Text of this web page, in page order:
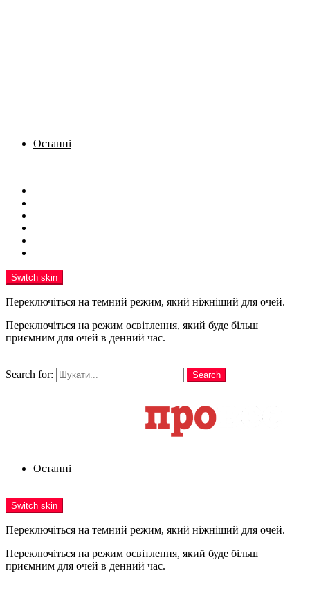
Останні
Switch skin
Переключіться на темний режим, який ніжніший для очей.
Переключіться на режим освітлення, який буде більш
приємним для очей в денний час.
Search for:
Search
Останні
Switch skin
Переключіться на темний режим, який ніжніший для очей.
Переключіться на режим освітлення, який буде більш
приємним для очей в денний час.